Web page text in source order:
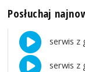
Posłuchaj
serwis z
serwis z